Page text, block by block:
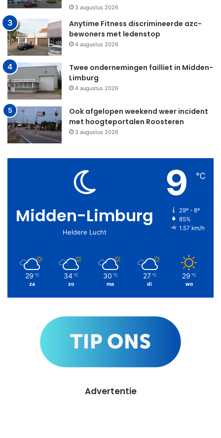
3 augustus 2026
Anytime Fitness discrimineerde azc-
bewoners met ledenstop
4 augustus 2026
Twee ondernemingen failliet in Midden-
Limburg
4 augustus 2026
Ook afgelopen weekend weer incident
met hoogteportalen Roosteren
3 augustus 2026
Midden-Limburg
Heldere Lucht
9 ℃
29º - 8º
85%
1.57 km/h
29 ℃
za
34 ℃
zo
30 ℃
ma
27 ℃
di
29 ℃
wo
Advertentie